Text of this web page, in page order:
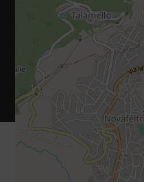
P.IVA 01073470419
Privacy policy
Cookie policy
Diritti riservati 2025 - 2026
Sito realizzato da IDlab